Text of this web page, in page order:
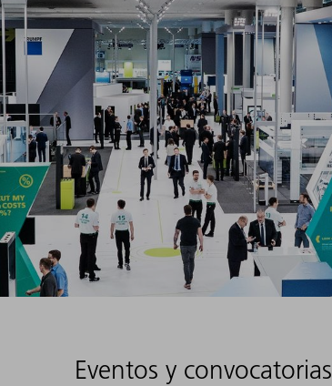
Eventos y convocatorias